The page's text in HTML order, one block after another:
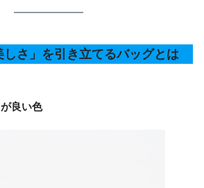
しさ」を引き立てるバッグとは
良い色